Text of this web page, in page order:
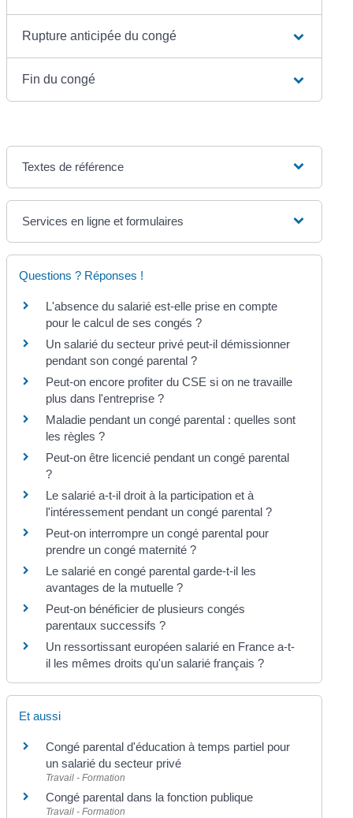
Rupture anticipée du congé
Fin du congé
Textes de référence
Services en ligne et formulaires
Questions ? Réponses !
L'absence du salarié est-elle prise en compte
pour le calcul de ses congés ?
Un salarié du secteur privé peut-il démissionner
pendant son congé parental ?
Peut-on encore profiter du CSE si on ne travaille
plus dans l'entreprise ?
Maladie pendant un congé parental : quelles sont
les règles ?
Peut-on être licencié pendant un congé parental
?
Le salarié a-t-il droit à la participation et à
l'intéressement pendant un congé parental ?
Peut-on interrompre un congé parental pour
prendre un congé maternité ?
Le salarié en congé parental garde-t-il les
avantages de la mutuelle ?
Peut-on bénéficier de plusieurs congés
parentaux successifs ?
Un ressortissant européen salarié en France a-t-
il les mêmes droits qu'un salarié français ?
Et aussi
Congé parental d'éducation à temps partiel pour
un salarié du secteur privé
Travail - Formation
Congé parental dans la fonction publique
Travail - Formation